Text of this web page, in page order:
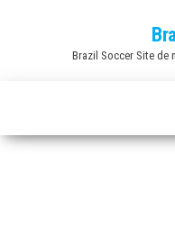
Brazil Soccer Site de